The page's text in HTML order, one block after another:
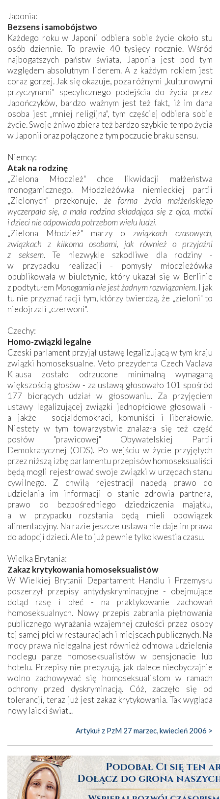
Japonia:
Bezsens i samobójstwo
Każdego roku w Japonii odbiera sobie życie około stu
osób dziennie. To prawie 40 tysięcy rocznie. Wśród
najbogatszych państw świata, Japonia jest pod tym
względem absolutnym liderem. A z każdym rokiem jest
coraz gorzej. Jak się okazuje, poza różnymi „kulturowymi
przyczynami" specyficznego podejścia do życia przez
Japończyków, bardzo ważnym jest też fakt, iż im dana
osoba jest „mniej religijna", tym częściej odbiera sobie
życie. Swoje żniwo zbiera też bardzo szybkie tempo życia
w Japonii oraz połączone z tym poczucie braku sensu.
Niemcy:
Atak na rodzinę
„Zielona Młodzież" chce likwidacji małżeństwa
monogamicznego. Młodzieżówka niemieckiej partii
„Zielonych" przekonuje, że forma życia małżeńskiego
wyczerpała się, a mała rodzina składająca się z ojca, matki
i dzieci nie odpowiada potrzebom wielu ludzi.
„Zielona Młodzież" marzy o związkach czasowych,
związkach z kilkoma osobami, jak również o przyjaźni
z seksem. Te niezwykle szkodliwe dla rodziny -
w przypadku realizacji - pomysły młodzieżówka
opublikowała w biuletynie, który ukazał się w Berlinie
z podtytułem Monogamia nie jest żadnym rozwiązaniem. I jak
tu nie przyznać racji tym, którzy twierdzą, że „zieloni" to
niedojrzali „czerwoni".
Czechy:
Homo-związki legalne
Czeski parlament przyjął ustawę legalizującą w tym kraju
związki homoseksualne. Veto prezydenta Czech Vaclava
Klausa zostało odrzucone minimalną wymaganą
większością głosów - za ustawą głosowało 101 spośród
177 biorących udział w głosowaniu. Za przyjęciem
ustawy legalizującej związki jednopłciowe głosowali -
a jakże - socjaldemokraci, komuniści i liberałowie.
Niestety w tym towarzystwie znalazła się też część
posłów "prawicowej" Obywatelskiej Partii
Demokratycznej (ODS). Po wejściu w życie przyjętych
przez niższą izbę parlamentu przepisów homoseksualiści
będą mogli rejestrować swoje związki w urzędach stanu
cywilnego. Z chwilą rejestracji nabędą prawo do
udzielania im informacji o stanie zdrowia partnera,
prawo do bezpośredniego dziedziczenia majątku,
a w przypadku rozstania będą mieli obowiązek
alimentacyjny. Na razie jeszcze ustawa nie daje im prawa
do adopcji dzieci. Ale to już pewnie tylko kwestia czasu.
Wielka Brytania:
Zakaz krytykowania homoseksualistów
W Wielkiej Brytanii Departament Handlu i Przemysłu
poszerzył przepisy antydyskryminacyjne - obejmujące
dotąd rasę i płeć - na praktykowanie zachowań
homoseksualnych. Nowy przepis zabrania piętnowania
publicznego wyrażania wzajemnej czułości przez osoby
tej samej płci w restauracjach i miejscach publicznych. Na
mocy prawa nielegalna jest również odmowa udzielenia
noclegu parze homoseksualistów w pensjonacie lub
hotelu. Przepisy nie precyzują, jak dalece nieobyczajnie
wolno zachowywać się homoseksualistom w ramach
ochrony przed dyskryminacją. Cóż, zaczęło się od
tolerancji, teraz już jest zakaz krytykowania. Tak wygląda
nowy laicki świat...
Artykuł z PzM 27 marzec, kwiecień 2006 >